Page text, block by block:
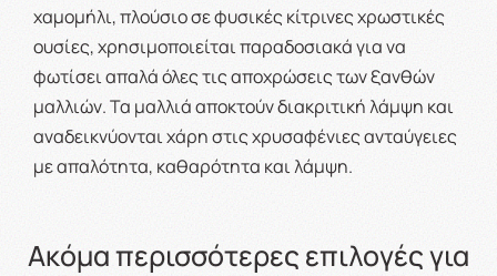
χαμομήλι, πλούσιο σε φυσικές κίτρινες χρωστικές
ουσίες, χρησιμοποιείται παραδοσιακά για να
φωτίσει απαλά όλες τις αποχρώσεις των ξανθών
μαλλιών. Τα μαλλιά αποκτούν διακριτική λάμψη και
αναδεικνύονται χάρη στις χρυσαφένιες ανταύγειες
με απαλότητα, καθαρότητα και λάμψη.
Ακόμα περισσότερες επιλογές για